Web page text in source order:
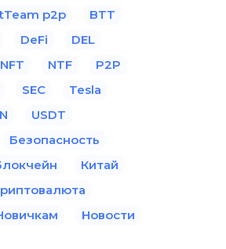
p2p
BTT
DeFi
DEL
NFT NTF
P2P
SEC
Tesla
USDT
Безопасность
Китай
Новости